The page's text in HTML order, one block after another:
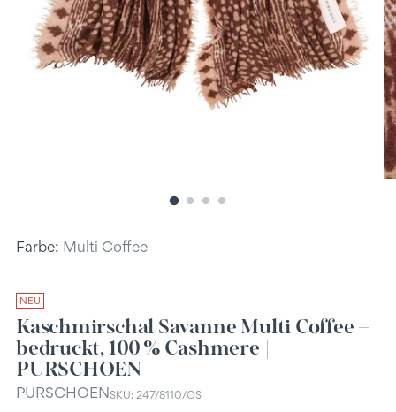
Farbe: Multi Coffee
NEU
Kaschmirschal Savanne Multi Coffee –
bedruckt, 100 % Cashmere |
PURSCHOEN
PURSCHOENSKU: 247/8110/OS